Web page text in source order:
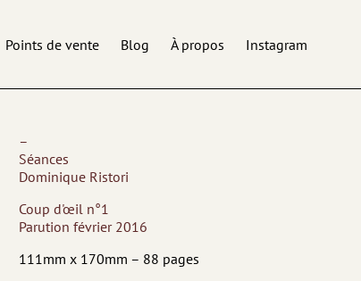
Points de vente Blog À propos Instagram
–
Séances
Dominique Ristori
Coup d'œil n°1
Parution février 2016
111mm x 170mm – 88 pages